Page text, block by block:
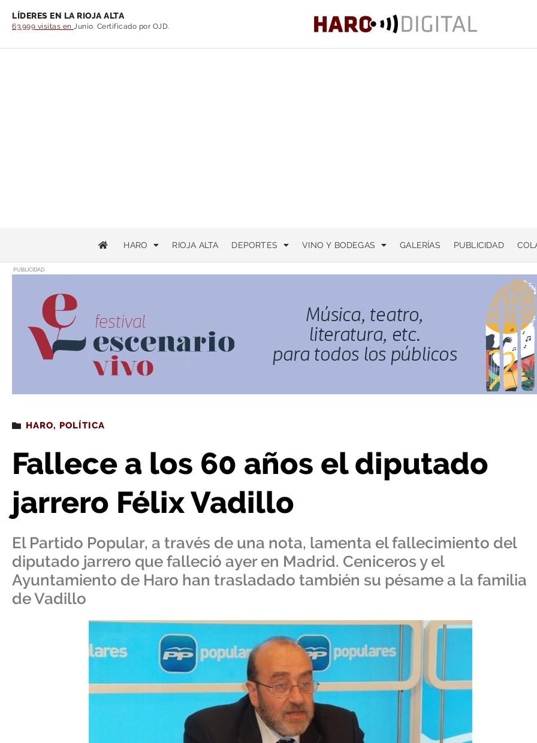
LÍDERES EN LA RIOJA ALTA
63.999 visitas en Junio. Certificado por OJD.
HARO RIOJA ALTA DEPORTES VINO Y BODEGAS GALERÍAS PUBLICIDAD
PUBLICIDAD
Estás leyendo : Fallece a los 60 años el diputado jarrero Félix Vadillo
HARO, POLÍTICA
Fallece a los 60 años el diputado
jarrero Félix Vadillo
El Partido Popular, a través de una nota, lamenta el fallecimiento del
diputado jarrero que falleció ayer en Madrid. Ceniceros y el
Ayuntamiento de Haro han trasladado también su pésame a la familia
de Vadillo